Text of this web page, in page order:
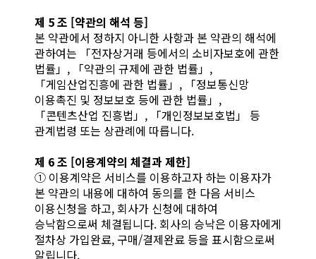
제 5 조 [약관의 해석 등]
본 약관에서 정하지 아니한 사항과 본 약관의 해석에
관하여는 「전자상거래 등에서의 소비자보호에 관한
법률」, 「약관의 규제에 관한 법률」,
「게임산업진흥에 관한 법률」, 「정보통신망
이용촉진 및 정보보호 등에 관한 법률」,
「콘텐츠산업 진흥법」, 「개인정보보호법」 등
관계법령 또는 상관례에 따릅니다.
제 6 조 [이용계약의 체결과 제한]
① 이용계약은 서비스를 이용하고자 하는 이용자가
본 약관의 내용에 대하여 동의를 한 다음 서비스
이용신청을 하고, 회사가 신청에 대하여
승낙함으로써 체결됩니다. 회사의 승낙은 이용자에게
절차상 가입완료, 구매/결제완료 등을 표시함으로써
알립니다.